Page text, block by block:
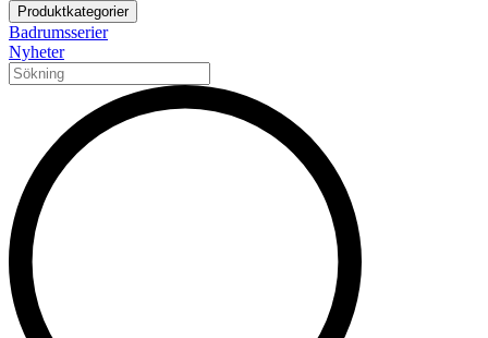
Produktkategorier
Badrumsserier
Nyheter